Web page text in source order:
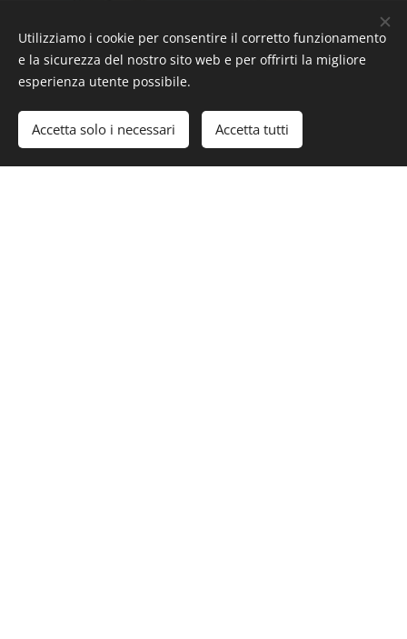
Crea il tuo sito web gratis! Inizia
Utilizziamo i cookie per consentire il corretto funzionamento
e la sicurezza del nostro sito web e per offrirti la migliore
esperienza utente possibile.
Accetta solo i necessari Accetta tutti